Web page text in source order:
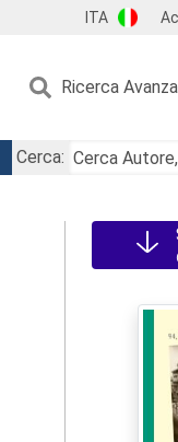
ITA
Ricerca
Cerca: